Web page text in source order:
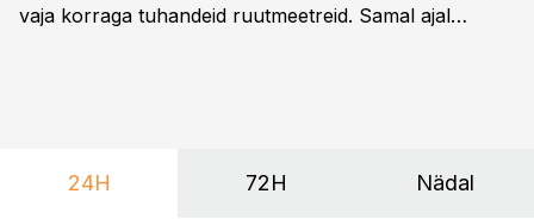
vaja korraga tuhandeid ruutmeetreid. Samal ajal
nendele vajadustele vastanud uuendusega, mis pakub
24H 72H Nädal